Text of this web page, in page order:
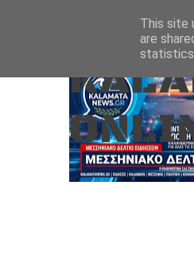
Aug 7, 2026
This site
are